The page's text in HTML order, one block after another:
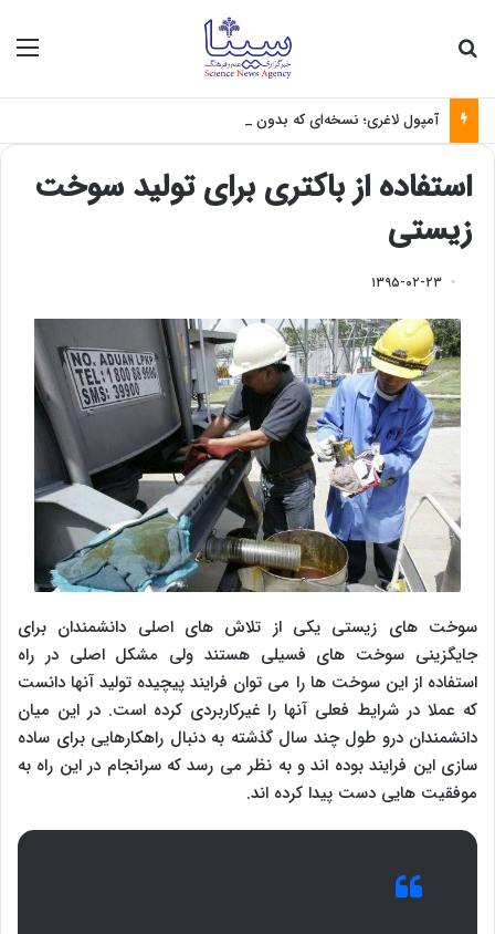
آمپول لاغری؛ نسخه‌ای که بدون تغذیه خطرناک می‌شود
استفاده از باکتری برای تولید سوخت
زیستی
۱۳۹۵-۰۲-۲۳
سوخت های زیستی یکی از تلاش های اصلی دانشمندان برای
جایگزینی سوخت های فسیلی هستند ولی مشکل اصلی در راه
استفاده از این سوخت ها را می توان فرایند پیچیده تولید آنها دانست
که عملا در شرایط فعلی آنها را غیرکاربردی کرده است. در این میان
دانشمندان درو طول چند سال گذشته به دنبال راهکارهایی برای ساده
سازی این فرایند بوده اند و به نظر می رسد که سرانجام در این راه به
موفقیت هایی دست پیدا کرده اند.